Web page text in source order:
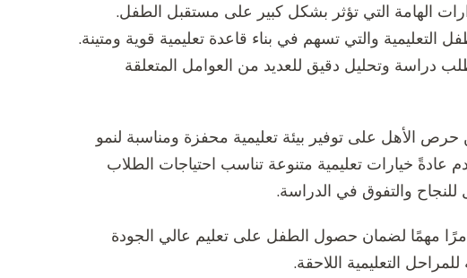
الهامة التي تؤثر بشكل كبير على مستقبل الطفل.
التعليمية والتي تسهم في بناء قاعدة تعليمية قوية ومتينة.
دراسة وتحليل دقيق للعديد من العوامل المتعلقة
حرص الأهل على توفير بيئة تعليمية محفزة ومناسبة لنمو
عادةً خيارات تعليمية متنوعة تناسب احتياجات الطلاب
والتفوق في الدراسة.
أمرًا مهمًا لضمان حصول الطفل على تعليم عالي الجودة
التعليمية اللاحقة.